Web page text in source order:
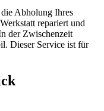
Abholung Ihres
repariert und
der Zwischenzeit
Dieser Service ist für